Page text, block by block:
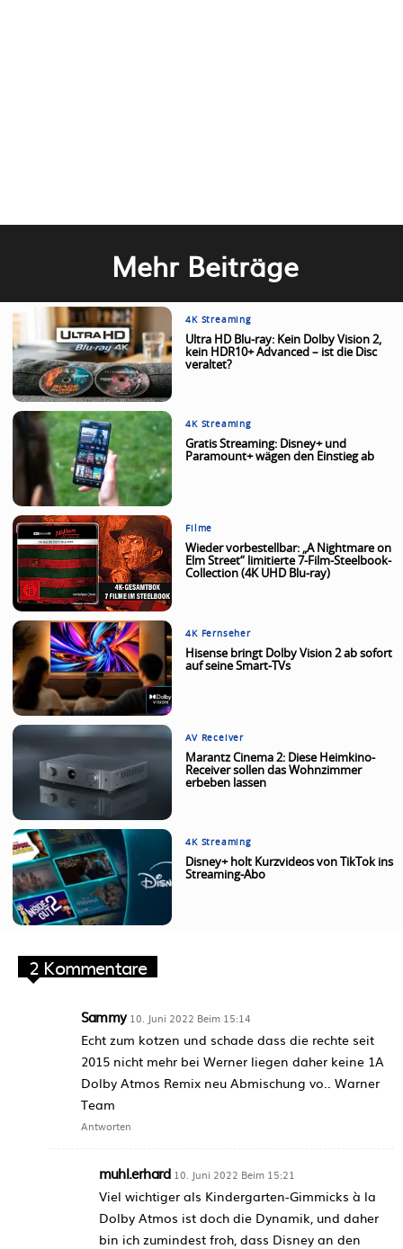
Mehr Beiträge
4K Streaming
Ultra HD Blu-ray: Kein Dolby Vision 2,
kein HDR10+ Advanced – ist die Disc
veraltet?
4K Streaming
Gratis Streaming: Disney+ und
Paramount+ wägen den Einstieg ab
Filme
Wieder vorbestellbar: „A Nightmare on
Elm Street“ limitierte 7-Film-Steelbook-
Collection (4K UHD Blu-ray)
4K Fernseher
Hisense bringt Dolby Vision 2 ab sofort
auf seine Smart-TVs
AV Receiver
Marantz Cinema 2: Diese Heimkino-
Receiver sollen das Wohnzimmer
erbeben lassen
4K Streaming
Disney+ holt Kurzvideos von TikTok ins
Streaming-Abo
2 Kommentare
Sammy 10. Juni 2022 Beim 15:14
Echt zum kotzen und schade dass die rechte seit
2015 nicht mehr bei Werner liegen daher keine 1A
Dolby Atmos Remix neu Abmischung vo.. Warner
Team
Antworten
muhl.erhard 10. Juni 2022 Beim 15:21
Viel wichtiger als Kindergarten-Gimmicks à la
Dolby Atmos ist doch die Dynamik, und daher
bin ich zumindest froh, dass Disney an den